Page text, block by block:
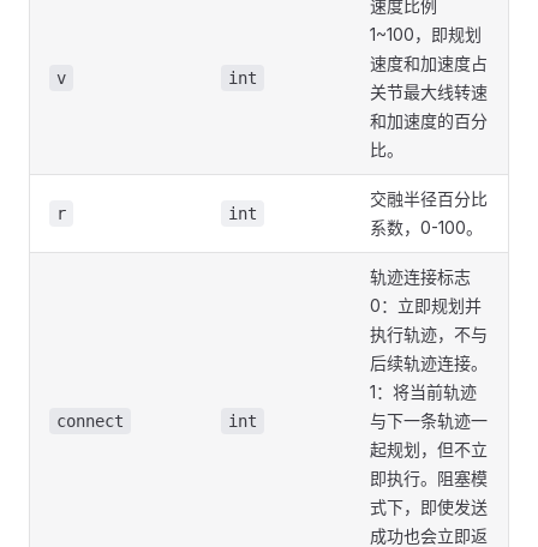
v int
速度比例
1~100，即规划
速度和加速度占
关节最大线转速
和加速度的百分
比。
r int
交融半径百分比
系数，0-100。
connect int
轨迹连接标志
0：立即规划并
执行轨迹，不与
后续轨迹连接。
1：将当前轨迹
与下一条轨迹一
起规划，但不立
即执行。阻塞模
式下，即使发送
成功也会立即返